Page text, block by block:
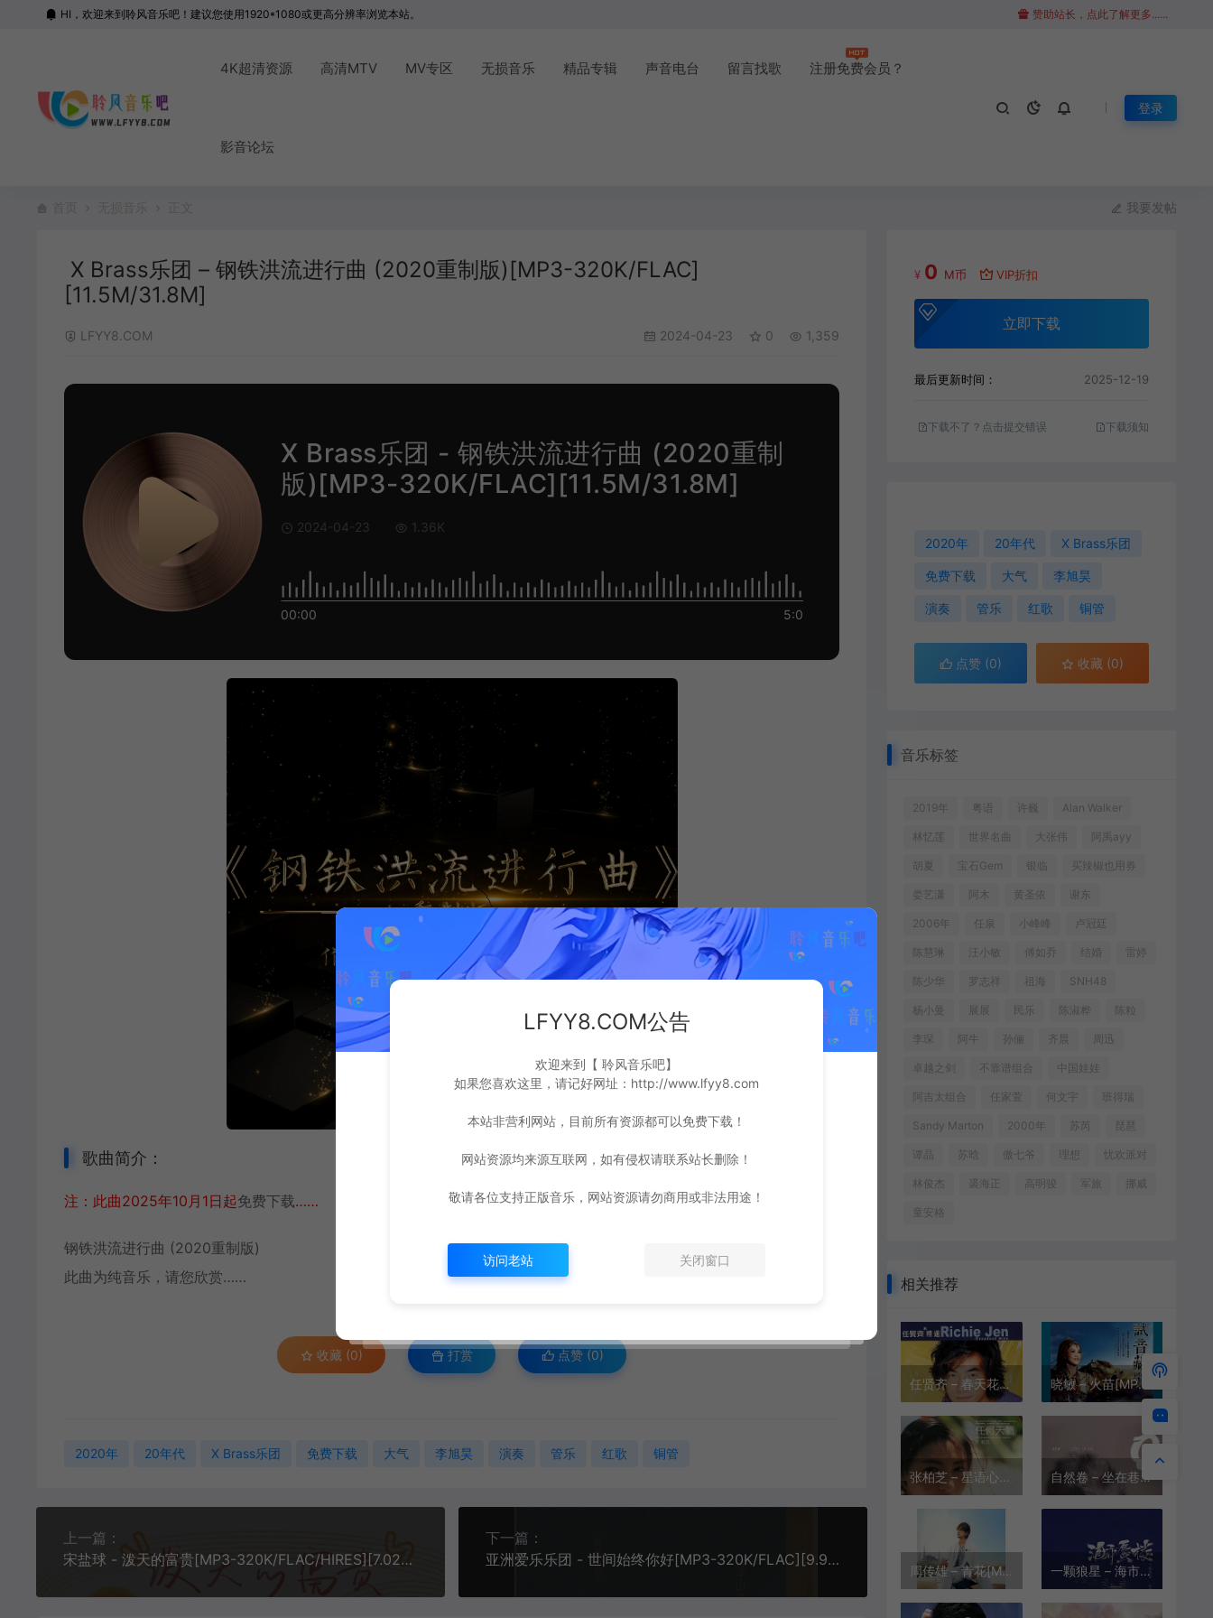
HI，欢迎来到聆风音乐吧！建议您使用1920*1080或更高分辨率浏览本站。 赞助站长，点此了解更多......
4K超清资源 高清MTV MV专区 无损音乐 精品专辑 声音电台 留言找歌 注册免费会员？
影音论坛
登录
我要发帖
X Brass乐团 – 钢铁洪流进行曲 (2020重制版)[MP3-320K/FLAC]
[11.5M/31.8M]
LFYY8.COM 2024-04-23 0 1,359
X Brass乐团 - 钢铁洪流进行曲 (2020重制
版)[MP3-320K/FLAC][11.5M/31.8M]
2024-04-23 1.36K
00:00 5:0
歌曲简介：
注：此曲2025年10月1日起免费下载……
钢铁洪流进行曲 (2020重制版)
此曲为纯音乐，请您欣赏……
收藏 (0) 打赏 点赞 (0)
2020年 20年代 X Brass乐团 免费下载 大气 李旭昊 演奏 管乐 红歌 铜管
上一篇：
宋盐球 - 泼天的富贵[MP3-320K/FLAC/HIRES][7.02M/22.5M/68.8M]
下一篇：
亚洲爱乐乐团 - 世间始终你好[MP3-320K/FLAC][9.95M/30.2M]
¥ 0 M币 VIP折扣
立即下载
最后更新时间： 2025-12-19
下载不了？点击提交错误 下载须知
2020年 20年代 X Brass乐团
免费下载 大气 李旭昊
演奏 管乐 红歌 铜管
点赞 (0) 收藏 (0)
音乐标签
2019年 粤语 许巍 Alan Walker
林忆莲 世界名曲 大张伟 阿禹ayy
胡夏 宝石Gem 银临 买辣椒也用券
娄艺潇 阿木 黄圣依 谢东
2006年 任泉 小峰峰 卢冠廷
陈慧琳 汪小敏 傅如乔 结婚 雷婷
陈少华 罗志祥 祖海 SNH48
杨小曼 民乐 陈淑桦 陈粒
李琛 阿牛 孙俪 齐晨 周迅
卓越之剑 不靠谱组合 中国娃娃
阿吉太组合 任家萱 何文宇 班得瑞
Sandy Marton 2000年 苏芮 琵琶
谭晶 苏晗 傲七爷 理想 忧欢派对
林俊杰 裘海正 高明骏 军旅 挪威
童安格
相关推荐
任贤齐 – 春天花会开[MP3-320K/FLAC][9.42M/28.8M] 晓敏 – 火苗[MP3-320K/FLAC][9.74M/27.5M]
自然卷 – 坐在巷口的那对男女[MP3-320K/FLAC][6.50M/13.8M]
周传雄 – 青花[MP3-320K/FLAC/HIRES][11.4M/35.2M/36.4M] 一颗狼星 – 海市蜃楼[MP3-320K/FLAC][6.23M/25.3M]
LFYY8.COM公告
欢迎来到【 聆风音乐吧】
如果您喜欢这里，请记好网址：http://www.lfyy8.com
本站非营利网站，目前所有资源都可以免费下载！
网站资源均来源互联网，如有侵权请联系站长删除！
敬请各位支持正版音乐，网站资源请勿商用或非法用途！
访问老站 关闭窗口